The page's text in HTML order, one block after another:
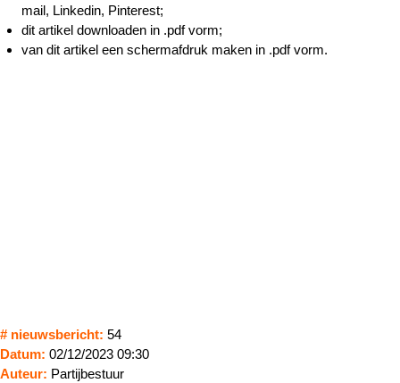
mail, Linkedin, Pinterest;
dit artikel downloaden in .pdf vorm;
van dit artikel een schermafdruk maken in .pdf vorm.
# nieuwsbericht: 54
Datum: 02/12/2023 09:30
Auteur: Partijbestuur